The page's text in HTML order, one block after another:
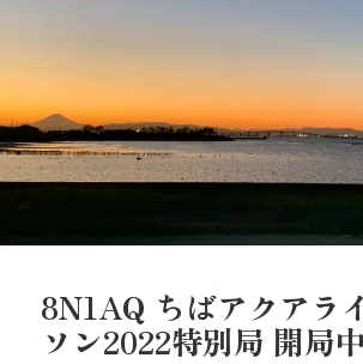
8N1AQ ちばアクアラ
ソン2022特別局 開局中